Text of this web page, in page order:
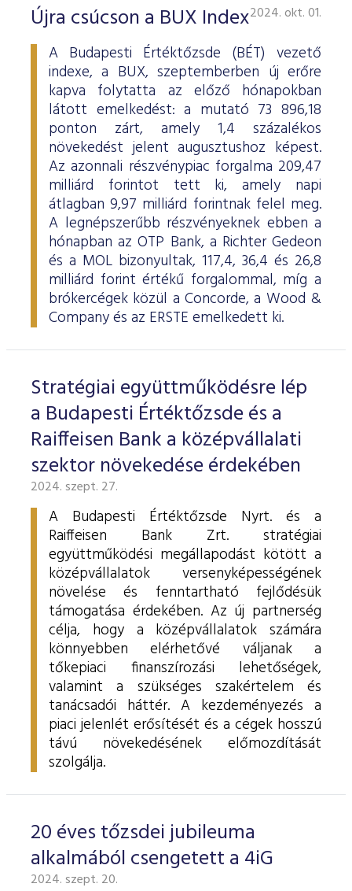
ESG Útmutató
Újra csúcson a BUX Index2024. okt. 01.
A Budapesti Értéktőzsde (BÉT) vezető
indexe, a BUX, szeptemberben új erőre
kapva folytatta az előző hónapokban
látott emelkedést: a mutató 73 896,18
ponton zárt, amely 1,4 százalékos
növekedést jelent augusztushoz képest.
Az azonnali részvénypiac forgalma 209,47
milliárd forintot tett ki, amely napi
átlagban 9,97 milliárd forintnak felel meg.
A legnépszerűbb részvényeknek ebben a
hónapban az OTP Bank, a Richter Gedeon
és a MOL bizonyultak, 117,4, 36,4 és 26,8
milliárd forint értékű forgalommal, míg a
brókercégek közül a Concorde, a Wood &
Company és az ERSTE emelkedett ki.
Stratégiai együttműködésre lép
a Budapesti Értéktőzsde és a
Raiffeisen Bank a középvállalati
szektor növekedése érdekében
2024. szept. 27.
A Budapesti Értéktőzsde Nyrt. és a
Raiffeisen Bank Zrt. stratégiai
együttműködési megállapodást kötött a
középvállalatok versenyképességének
növelése és fenntartható fejlődésük
támogatása érdekében. Az új partnerség
célja, hogy a középvállalatok számára
könnyebben elérhetővé váljanak a
tőkepiaci finanszírozási lehetőségek,
valamint a szükséges szakértelem és
tanácsadói háttér. A kezdeményezés a
piaci jelenlét erősítését és a cégek hosszú
távú növekedésének előmozdítását
szolgálja.
20 éves tőzsdei jubileuma
alkalmából csengetett a 4iG
2024. szept. 20.